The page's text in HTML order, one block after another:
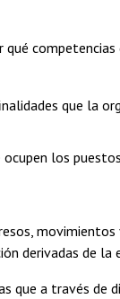
que la
los
movimientos
derivadas de
que a través de